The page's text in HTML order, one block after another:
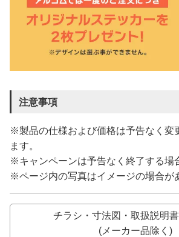
注意事項
※製品の仕様および価格は予告なく変
ます。
※キャンペーンは予告なく終了する場
※ページ内の写真はイメージの場合が
チラシ・寸法図・取扱説明
(メーカー品除く)